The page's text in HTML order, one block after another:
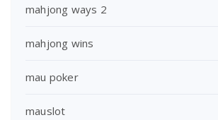
mahjong ways 2
mahjong wins
mau poker
mauslot